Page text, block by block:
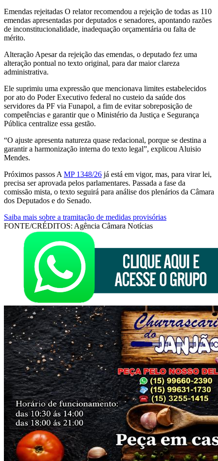
Emendas rejeitadas O relator recomendou a rejeição de todas as 110
emendas apresentadas por deputados e senadores, apontando razões
de inconstitucionalidade, inadequação orçamentária ou falta de
mérito.
Alteração Apesar da rejeição das emendas, o deputado fez uma
alteração pontual no texto original, para dar maior clareza
administrativa.
Ele suprimiu uma expressão que mencionava limites estabelecidos
por ato do Poder Executivo federal no custeio da saúde dos
servidores da PF via Funapol, a fim de evitar sobreposição de
competências e garantir que o Ministério da Justiça e Segurança
Pública centralize essa gestão.
“O ajuste apresenta natureza quase redacional, porque se destina a
garantir a harmonização interna do texto legal”, explicou Aluisio
Mendes.
Próximos passos A MP 1348/26 já está em vigor, mas, para virar lei,
precisa ser aprovada pelos parlamentares. Passada a fase da
comissão mista, o texto seguirá para análise dos plenários da Câmara
dos Deputados e do Senado.
Saiba mais sobre a tramitação de medidas provisórias
FONTE/CRÉDITOS: Agência Câmara Notícias